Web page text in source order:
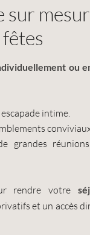
sur
fêtes
ou
intime.
grandes
rendre votre
et un accès